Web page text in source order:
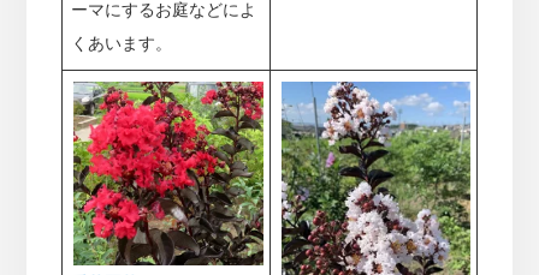
ーマにするお庭などによ
くあいます。